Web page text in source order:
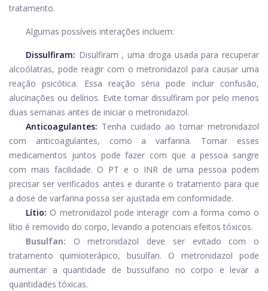
tratamento.
Algumas possíveis interações incluem:
Dissulfiram: Disulfiram , uma droga usada para recuperar
alcoólatras, pode reagir com o metronidazol para causar uma
reação psicótica. Essa reação séria pode incluir confusão,
alucinações ou delírios. Evite tomar dissulfiram por pelo menos
duas semanas antes de iniciar o metronidazol.
Anticoagulantes: Tenha cuidado ao tomar metronidazol
com anticoagulantes, como a varfarina. Tomar esses
medicamentos juntos pode fazer com que a pessoa sangre
com mais facilidade. O PT e o INR de uma pessoa podem
precisar ser verificados antes e durante o tratamento para que
a dose de varfarina possa ser ajustada em conformidade.
Lítio: O metronidazol pode interagir com a forma como o
lítio é removido do corpo, levando a potenciais efeitos tóxicos.
Busulfan: O metronidazol deve ser evitado com o
tratamento quimioterápico, busulfan. O metronidazol pode
aumentar a quantidade de bussulfano no corpo e levar a
quantidades tóxicas.